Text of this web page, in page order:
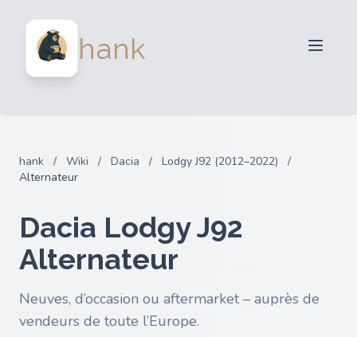
hank
Connexion
hank / Wiki / Dacia / Lodgy J92 (2012–2022)
/
Alternateur
Dacia Lodgy J92
Alternateur
Neuves, d’occasion ou aftermarket – auprès de
vendeurs de toute l’Europe.